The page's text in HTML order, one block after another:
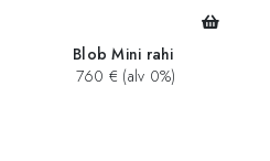
Blob Mini rahi
760 € (alv 0%)